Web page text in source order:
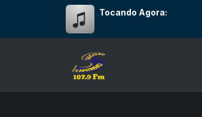
Tocando Agora: